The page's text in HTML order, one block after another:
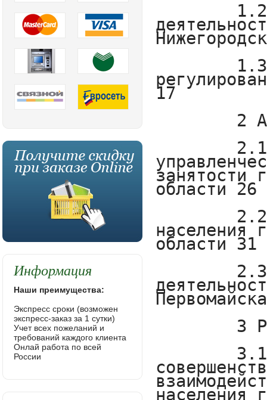
Информация
Наши преимущества:
Экспресс сроки (возможен
экспресс-заказ за 1 сутки)
Учет всех пожеланий и
требований каждого клиента
Онлай работа по всей
России